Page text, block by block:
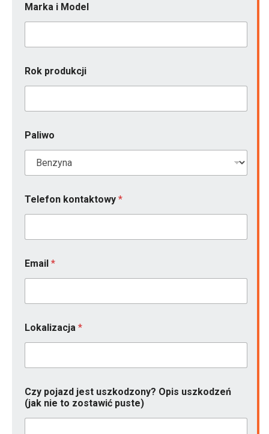
Marka i Model
Rok produkcji
Paliwo
Telefon kontaktowy *
Email *
m
a
l
*
Lokalizacja *
Czy pojazd jest uszkodzony? Opis uszkodzeń
(jak nie to zostawić puste)